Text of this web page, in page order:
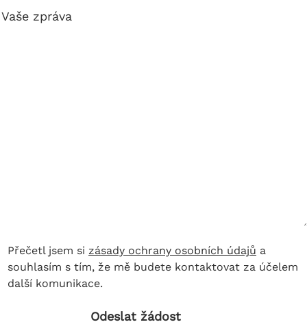
Přečetl jsem si zásady ochrany osobních údajů a
souhlasím s tím, že mě budete kontaktovat za účelem
další komunikace.
Odeslat žádost